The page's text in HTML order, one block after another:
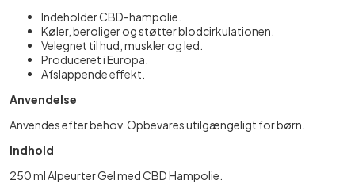
Indeholder CBD-hampolie.
Køler, beroliger og støtter blodcirkulationen.
Velegnet til hud, muskler og led.
Produceret i Europa.
Afslappende effekt.
Anvendelse
Anvendes efter behov. Opbevares utilgængeligt for børn.
Indhold
250 ml Alpeurter Gel med CBD Hampolie.